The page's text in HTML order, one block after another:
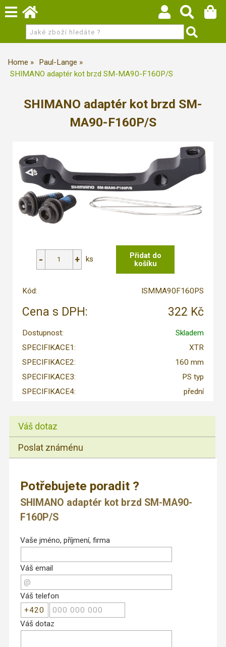
Home
Paul-Lange
SHIMANO adaptér kot brzd SM-MA90-F160P/S
SHIMANO adaptér kot brzd SM-
MA90-F160P/S
ks
Kód: ISMMA90F160PS
Cena s DPH: 322 Kč
Dostupnost:
Skladem
SPECIFIKACE1:
XTR
SPECIFIKACE2:
160 mm
SPECIFIKACE3:
PS typ
SPECIFIKACE4:
přední
Váš dotaz
Poslat známénu
Potřebujete poradit ?
SHIMANO adaptér kot brzd SM-MA90-
F160P/S
Vaše jméno, příjmení, firma
Váš email
Váš telefon
Váš dotaz